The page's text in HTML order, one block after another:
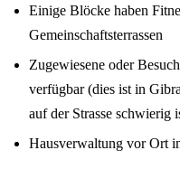
Einige Blöcke haben
Gemeinschaftsterrassen
Zugewiesene oder
verfügbar (dies ist in
auf der Strasse schwierig
Hausverwaltung vor Ort